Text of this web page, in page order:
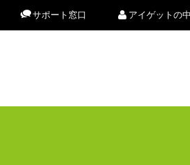
サポート窓口 アイゲットの